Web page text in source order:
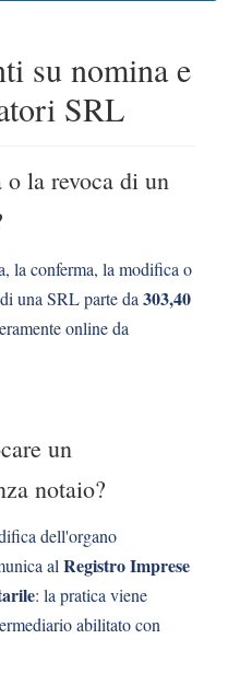
su nomina e
SRL
la revoca di un
la conferma, la modifica o
una SRL parte da 303,40
online da
un
notaio?
dell'organo
alRegistro Imprese
: la pratica viene
abilitato con